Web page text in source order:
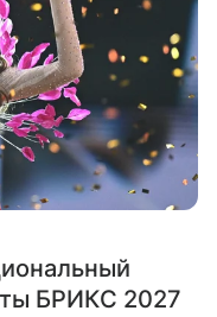
БРИКС 2027